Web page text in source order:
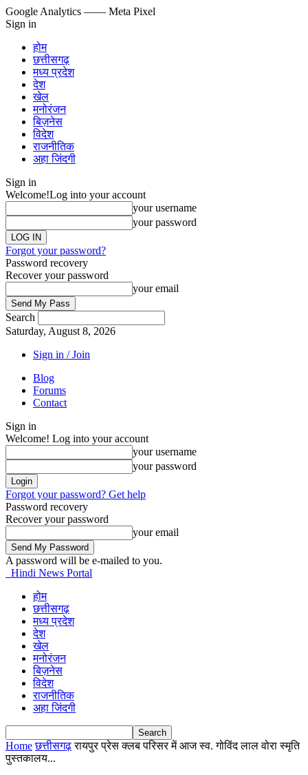
Google Analytics —— Meta Pixel
Sign in
होम
छत्तीसगढ़
मध्य प्रदेश
देश
खेल
मनोरंजन
बिज़नेस
विदेश
राजनीतिक
अहा जिंदगी
Sign in
Welcome!Log into your account
your username
your password
Forgot your password?
Password recovery
Recover your password
your email
Search
Saturday, August 8, 2026
Sign in / Join
Blog
Forums
Contact
Sign in
Welcome! Log into your account
your username
your password
Forgot your password? Get help
Password recovery
Recover your password
your email
A password will be e-mailed to you.
Hindi News Portal
होम
छत्तीसगढ़
मध्य प्रदेश
देश
खेल
मनोरंजन
बिज़नेस
विदेश
राजनीतिक
अहा जिंदगी
Home छत्तीसगढ़ रायपुर प्रेस क्लब परिसर में आज स्व. गोविंद लाल वोरा स्मृति
पुस्तकालय...